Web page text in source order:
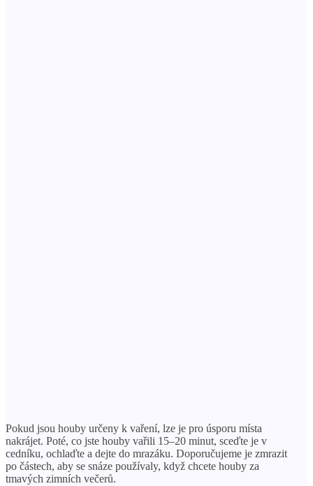
Pokud jsou houby určeny k vaření, lze je pro úsporu místa
nakrájet. Poté, co jste houby vařili 15–20 minut, sceďte je v
cedníku, ochlaďte a dejte do mrazáku. Doporučujeme je zmrazit
po částech, aby se snáze používaly, když chcete houby za
tmavých zimních večerů.